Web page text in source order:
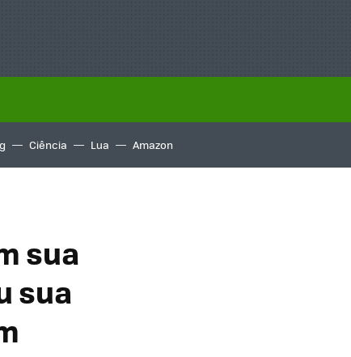
Ciência Lua Amazon
sua
sua